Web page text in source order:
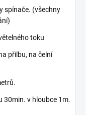
spínače. (všechny
toku
přilbu, na čelní
30min. v hloubce 1m.